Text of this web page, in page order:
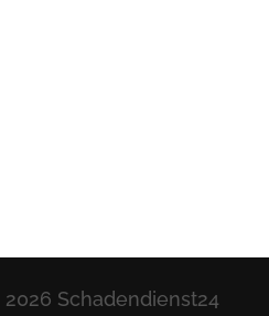
2026 Schadendienst24